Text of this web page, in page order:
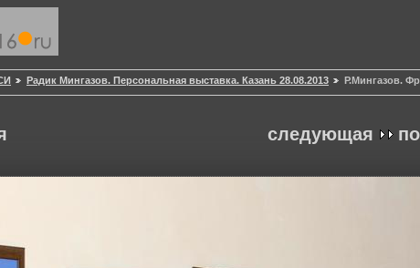
Радик Мингазов. Персональная выставка. Казань 28.08.2013 Р.Мингазов.
следующая